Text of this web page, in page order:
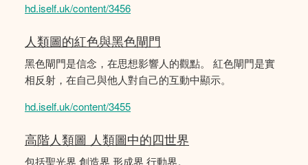
hd.iself.uk/content/3456
人類圖的紅色與黑色閘門
黑色閘門是信念，在思想影響人的觀點。 紅色閘門是實
相反射，在自己與他人對自己的互動中顯示。
hd.iself.uk/content/3455
高階人類圖 人類圖中的四世界
包括聖光界 創造界 形成界 行動界。